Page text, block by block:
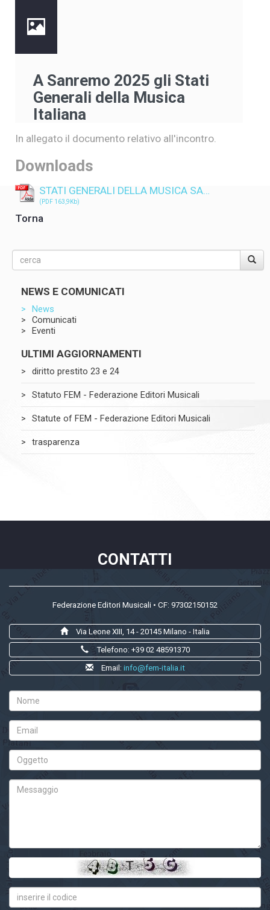
A Sanremo 2025 gli Stati
Generali della Musica
Italiana
In allegato il documento relativo all'incontro.
Downloads
STATI GENERALI DELLA MUSICA SA…
(PDF 163,9Kb)
Torna
NEWS E COMUNICATI
News
Comunicati
Eventi
ULTIMI AGGIORNAMENTI
diritto prestito 23 e 24
Statuto FEM - Federazione Editori Musicali
Statute of FEM - Federazione Editori Musicali
trasparenza
CONTATTI
Federazione Editori Musicali • CF: 97302150152
Via Leone XIII, 14 - 20145 Milano - Italia
Telefono: +39 02 48591370
Email: info@fem-italia.it